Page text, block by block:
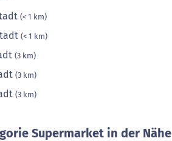
(< 1 km)
(< 1 km)
(3 km)
(3 km)
(3 km)
Supermarket in der Nähe